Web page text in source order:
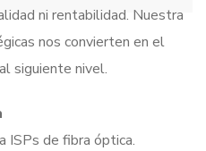
ni rentabilidad. Nuestra
nos convierten en el
siguiente nivel.
ISPs de fibra óptica.